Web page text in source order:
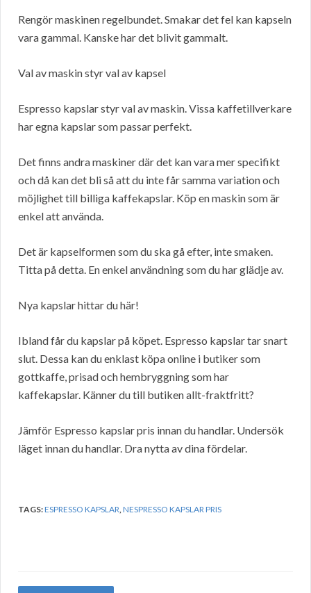
Rengör maskinen regelbundet. Smakar det fel kan kapseln
vara gammal. Kanske har det blivit gammalt.
Val av maskin styr val av kapsel
Espresso kapslar styr val av maskin. Vissa kaffetillverkare
har egna kapslar som passar perfekt.
Det finns andra maskiner där det kan vara mer specifikt
och då kan det bli så att du inte får samma variation och
möjlighet till billiga kaffekapslar. Köp en maskin som är
enkel att använda.
Det är kapselformen som du ska gå efter, inte smaken.
Titta på detta. En enkel användning som du har glädje av.
Nya kapslar hittar du här!
Ibland får du kapslar på köpet. Espresso kapslar tar snart
slut. Dessa kan du enklast köpa online i butiker som
gottkaffe, prisad och hembryggning som har
kaffekapslar. Känner du till butiken allt-fraktfritt?
Jämför Espresso kapslar pris innan du handlar. Undersök
läget innan du handlar. Dra nytta av dina fördelar.
TAGS:ESPRESSO KAPSLAR,NESPRESSO KAPSLAR PRIS